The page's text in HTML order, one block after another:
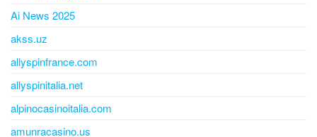
Ai News 2025
akss.uz
allyspinfrance.com
allyspinitalia.net
alpinocasinoitalia.com
amunracasino.us